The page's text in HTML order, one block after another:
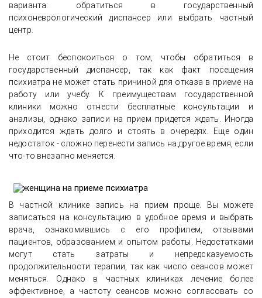
Отзыв о лечении депрессивного
состояния, нормализации сна и
восстановлении энергии
варианта: обратиться в государственный
психоневрологический диспансер или выбрать частный
центр.
Не стоит беспокоиться о том, чтобы обратиться в
государственный диспансер, так как факт посещения
психиатра не может стать причиной для отказа в приеме на
работу или учебу. К преимуществам государственной
клиники можно отнести бесплатные консультации и
анализы, однако записи на прием придется ждать. Иногда
приходится ждать долго и стоять в очередях. Еще один
недостаток - сложно перенести запись на другое время, если
что-то внезапно меняется.
В частной клинике запись на прием проще. Вы можете
записаться на консультацию в удобное время и выбрать
врача, ознакомившись с его профилем, отзывами
пациентов, образованием и опытом работы. Недостатками
могут стать затраты и непредсказуемость
продолжительности терапии, так как число сеансов может
меняться. Однако в частных клиниках лечение более
эффективное, а частоту сеансов можно согласовать со